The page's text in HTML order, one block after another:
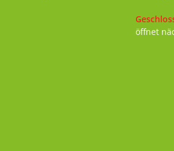
Klicken,
öffnet